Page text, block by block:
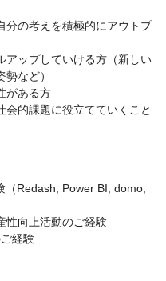
分の考えを積極的にアウトプ
アップしていける方（新しい
など）
がある方
会的課題に役立てていくこと
（Redash, Power BI, domo,
性向上活動のご経験
経験